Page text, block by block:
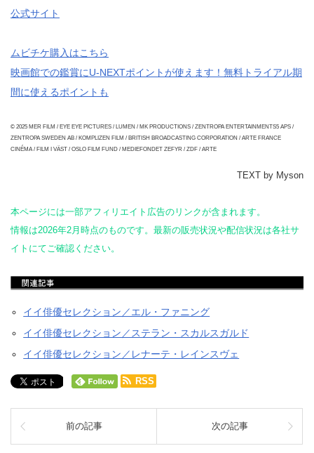
公式サイト
ムビチケ購入はこちら
映画館での鑑賞にU-NEXTポイントが使えます！無料トライアル期
間に使えるポイントも
© 2025 MER FILM / EYE EYE PICTURES / LUMEN / MK PRODUCTIONS / ZENTROPA ENTERTAINMENTS5 APS /
ZENTROPA SWEDEN AB / KOMPLIZEN FILM / BRITISH BROADCASTING CORPORATION / ARTE FRANCE
CINÉMA / FILM I VÄST / OSLO FILM FUND / MEDIEFONDET ZEFYR / ZDF / ARTE
TEXT by Myson
本ページには一部アフィリエイト広告のリンクが含まれます。
情報は2026年2月時点のものです。最新の販売状況や配信状況は各社サ
イトにてご確認ください。
イイ俳優セレクション／エル・ファニング
イイ俳優セレクション／ステラン・スカルスガルド
イイ俳優セレクション／レナーテ・レインスヴェ
RSS
前の記事 次の記事